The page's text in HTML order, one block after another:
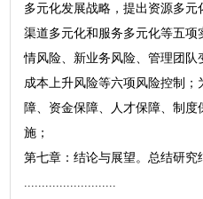
多元化发展战略，提出资源多元
渠道多元化和服务多元化等五项
情风险、新业务风险、管理团
成本上升风险等六项风险控制
障、资金保障、人才保障、制
施；
第七章：结论与展望。总结研究